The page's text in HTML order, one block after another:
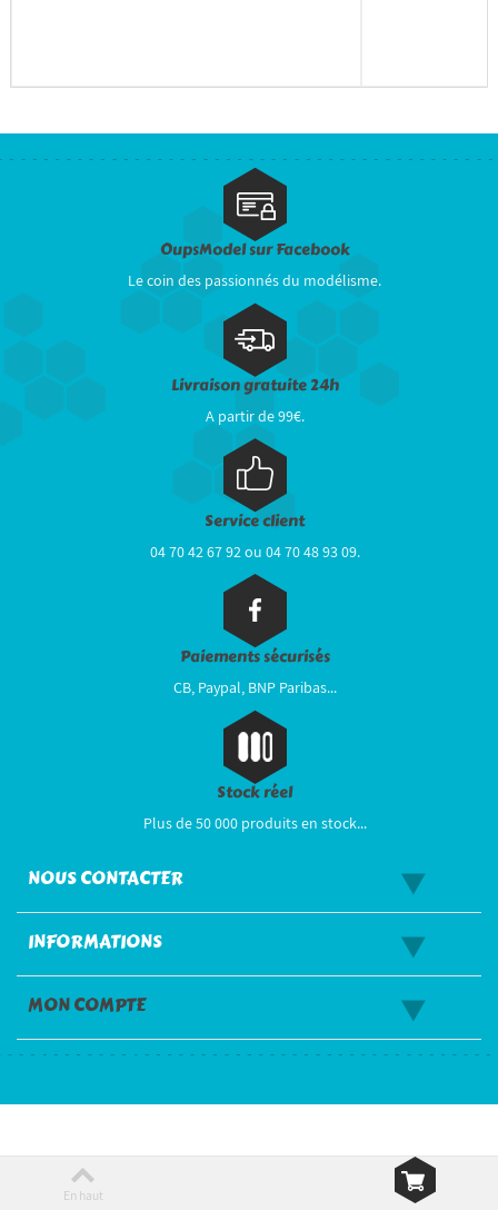
OupsModel sur Facebook
Le coin des passionnés du modélisme.
Livraison gratuite 24h
A partir de 99€.
Service client
04 70 42 67 92 ou 04 70 48 93 09.
Paiements sécurisés
CB, Paypal, BNP Paribas...
Stock réel
Plus de 50 000 produits en stock...
NOUS CONTACTER
INFORMATIONS
MON COMPTE
En haut